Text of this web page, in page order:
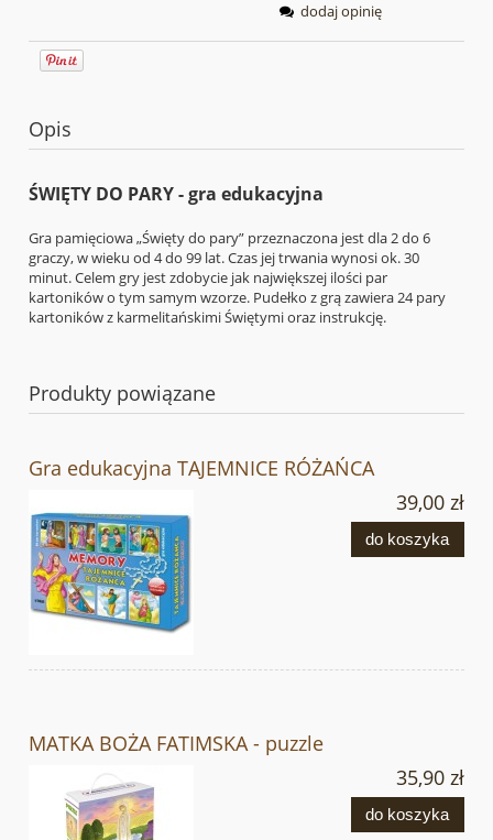
dodaj opinię
Opis
ŚWIĘTY DO PARY - gra edukacyjna
Gra pamięciowa „Święty do pary” przeznaczona jest dla 2 do 6
graczy, w wieku od 4 do 99 lat. Czas jej trwania wynosi ok. 30
minut. Celem gry jest zdobycie jak największej ilości par
kartoników o tym samym wzorze. Pudełko z grą zawiera 24 pary
kartoników z karmelitańskimi Świętymi oraz instrukcję.
Produkty powiązane
Gra edukacyjna TAJEMNICE RÓŻAŃCA
39,00 zł
do koszyka
MATKA BOŻA FATIMSKA - puzzle
35,90 zł
do koszyka